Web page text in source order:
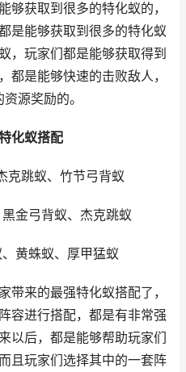
获取到很多的特化蚁的，
是能够获取到很多的特化蚁
，玩家们都是能够获取得到
都是能够快速的击败敌人，
源奖励的。
化蚁搭配
跳蚁、竹节弓背蚁
弓背蚁、杰克跳蚁
黄蛛蚁、厚甲猛蚁
来的最强特化蚁搭配了，
容进行搭配，都是有非常强
以后，都是能够帮助玩家们
且玩家们选择其中的一套阵